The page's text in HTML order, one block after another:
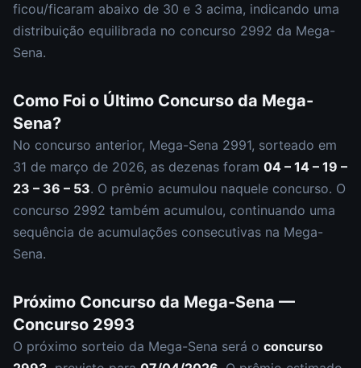
ficou/ficaram abaixo de 30 e 3 acima, indicando uma
distribuição equilibrada no concurso 2992 da Mega-
Sena.
Como Foi o Último Concurso da Mega-
Sena?
No concurso anterior, Mega-Sena 2991, sorteado em
31 de março de 2026, as dezenas foram 04 – 14 – 19 –
23 – 36 – 53. O prêmio acumulou naquele concurso. O
concurso 2992 também acumulou, continuando uma
sequência de acumulações consecutivas na Mega-
Sena.
Próximo Concurso da Mega-Sena —
Concurso 2993
O próximo sorteio da Mega-Sena será o concurso